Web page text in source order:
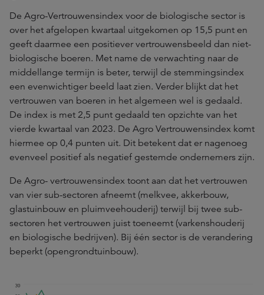
De Agro-Vertrouwensindex voor de biologische sector is
over het afgelopen kwartaal uitgekomen op 15,5 punt en
geeft daarmee een positiever vertrouwensbeeld dan niet-
biologische boeren. Met name de verwachting naar de
middellange termijn is beter, terwijl de stemmingsindex
een evenwichtiger beeld laat zien. Verder blijkt dat het
vertrouwen van boeren in het algemeen wel is gedaald.
De index is met 2,5 punt gedaald ten opzichte van het
vierde kwartaal van 2023. De Agro Vertrouwensindex komt
hiermee op 0,4 punten uit. Dit betekent dat er nagenoeg
evenveel positief als negatief gestemde ondernemers zijn.
De Agro- vertrouwensindex toont aan dat het vertrouwen
van vier sub-sectoren afneemt (melkvee, akkerbouw,
glastuinbouw en pluimveehouderij) terwijl bij twee sub-
sectoren het vertrouwen juist toeneemt (varkenshouderij
en biologische bedrijven). Bij één sector is de verandering
beperkt (opengrondtuinbouw).